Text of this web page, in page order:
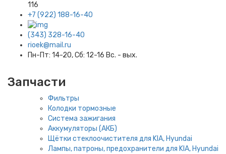
116
+7 (922) 188-16-40
(343) 328-16-40
rioek@mail.ru
Пн-Пт: 14-20, Сб: 12-16 Вс. - вых.
Запчасти
Фильтры
Колодки тормозные
Система зажигания
Аккумуляторы (АКБ)
Щётки стеклоочистителя для KIA, Hyundai
Лампы, патроны, предохранители для KIA, Hyundai